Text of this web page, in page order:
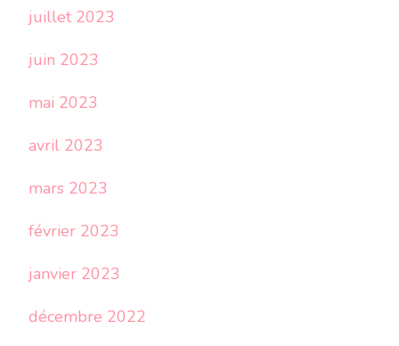
juillet 2023
juin 2023
mai 2023
avril 2023
mars 2023
février 2023
janvier 2023
décembre 2022